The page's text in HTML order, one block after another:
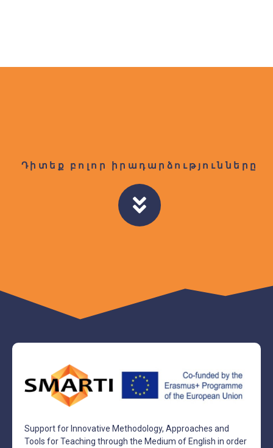
Դիտեք բոլոր իրադարձությունները
Support for Innovative Methodology, Approaches and
Tools for Teaching through the Medium of English in order